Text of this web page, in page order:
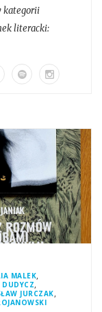
kategorii
literacki:
MALEK,
DUDYCZ,
JURCZAK,